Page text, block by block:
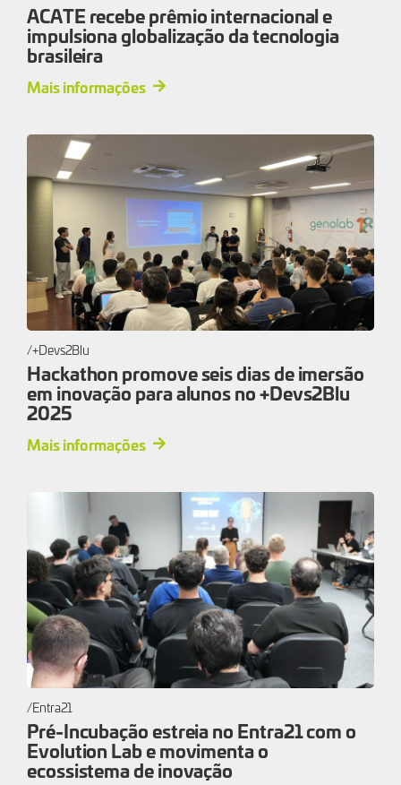
ACATE recebe prêmio internacional e
impulsiona globalização da tecnologia
brasileira
Mais informações
+Devs2Blu
Hackathon promove seis dias de imersão
em inovação para alunos no +Devs2Blu
2025
Mais informações
Entra21
Pré-Incubação estreia no Entra21 com o
Evolution Lab e movimenta o
ecossistema de inovação